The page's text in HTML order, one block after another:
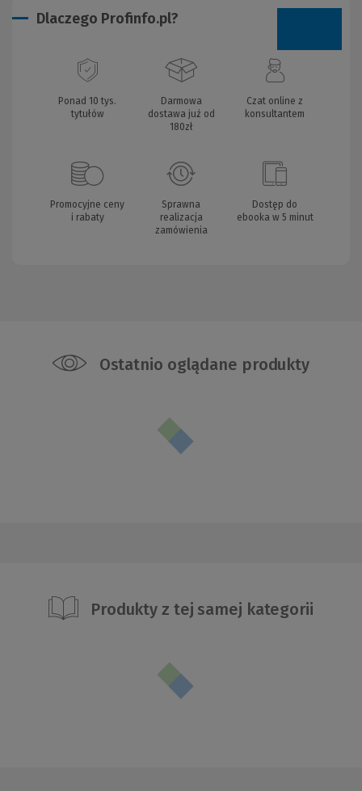
Dlaczego Profinfo.pl?
Ponad 10 tys.
tytułów
Darmowa
dostawa już od
180zł
Czat online z
konsultantem
Promocyjne ceny
i rabaty
Sprawna
realizacja
zamówienia
Dostęp do
ebooka w 5 minut
Ostatnio oglądane produkty
Produkty z tej samej kategorii